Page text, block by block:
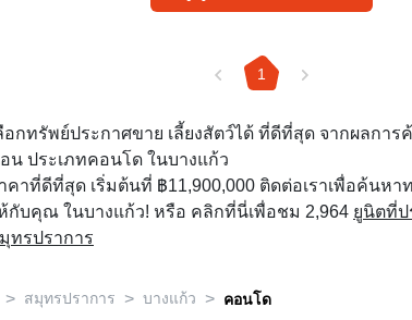
1
อกทรัพย์ประกาศขาย เลี้ยงสัตว์ได้ ที่ดีที่สุด จากผลการ
น ประเภทคอนโด ในบางแก้ว
คาที่ดีที่สุด เริ่มต้นที่ ฿11,900,000 ติดต่อเราเพื่อค้นหา
กับคุณ ในบางแก้ว! หรือ คลิกที่นี่เพื่อชม 2,964 ยูนิตที่ป
ทรปราการ
> สมุทรปราการ > บางแก้ว > คอนโด